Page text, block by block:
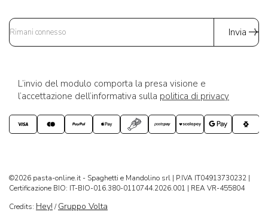
Invia
L’invio del modulo comporta la presa visione e
l’accettazione dell’informativa sulla politica di privacy
©2026 pasta-online.it - Spaghetti e Mandolino srl | P.IVA IT04913730232 |
Certificazione BIO: IT-BIO-016.380-0110744.2026.001 | REA VR-455804
Credits: Hey! /Gruppo Volta